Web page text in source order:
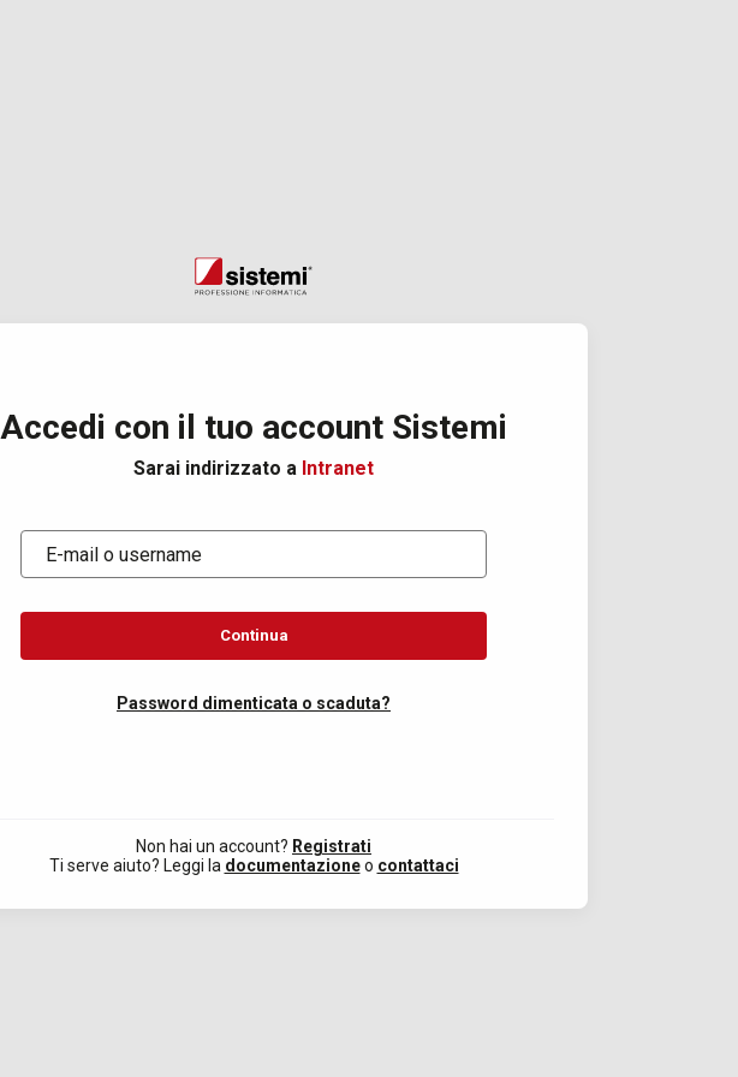
Accedi con il tuo account Sistemi
Sarai indirizzato a Intranet
E-mail o username
Continua
Password dimenticata o scaduta?
Non hai un account? Registrati
Ti serve aiuto? Leggi la documentazioneo contattaci